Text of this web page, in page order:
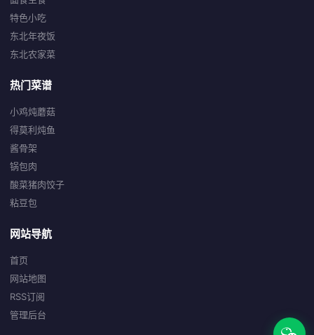
特色小吃
东北年夜饭
东北农家菜
热门菜谱
小鸡炖蘑菇
得莫利炖鱼
酱骨架
锅包肉
酸菜猪肉饺子
粘豆包
网站导航
首页
网站地图
RSS订阅
管理后台